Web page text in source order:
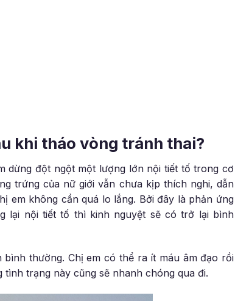
khi tháo vòng tránh thai?
dừng đột ngột một lượng lớn nội tiết tố trong cơ
trứng của nữ giới vẫn chưa kịp thích nghi, dẫn
em không cần quá lo lắng. Bởi đây là phản ứng
lại nội tiết tố thì kinh nguyệt sẽ có trở lại bình
thường. Chị em có thể ra ít máu âm đạo rồi
trạng này cũng sẽ nhanh chóng qua đi.